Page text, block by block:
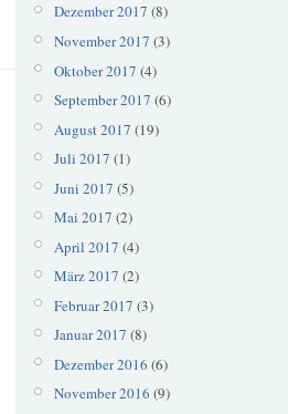
Dezember 2017 (8)
November 2017 (3)
Oktober 2017 (4)
September 2017 (6)
August 2017 (19)
Juli 2017 (1)
Juni 2017 (5)
Mai 2017 (2)
April 2017 (4)
März 2017 (2)
Februar 2017 (3)
Januar 2017 (8)
Dezember 2016 (6)
November 2016 (9)